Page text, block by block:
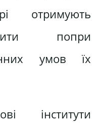
отримують
попри
умов їх
інститути